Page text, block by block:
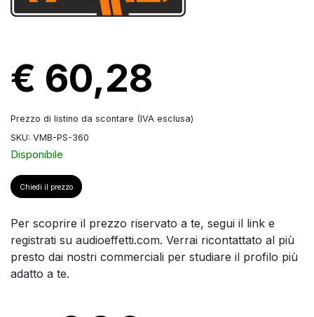
€ 60,28
Prezzo di listino da scontare (IVA esclusa)
SKU: VMB-PS-360
Disponibile
Chiedi il prezzo
Per scoprire il prezzo riservato a te, segui il link e
registrati su audioeffetti.com. Verrai ricontattato al più
presto dai nostri commerciali per studiare il profilo più
adatto a te.